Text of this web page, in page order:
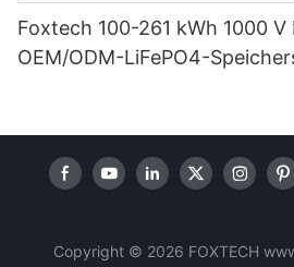
Foxtech 100-261 kWh 1000
OEM/ODM-LiFePO4-
Copyright © 2026 FOXTECH